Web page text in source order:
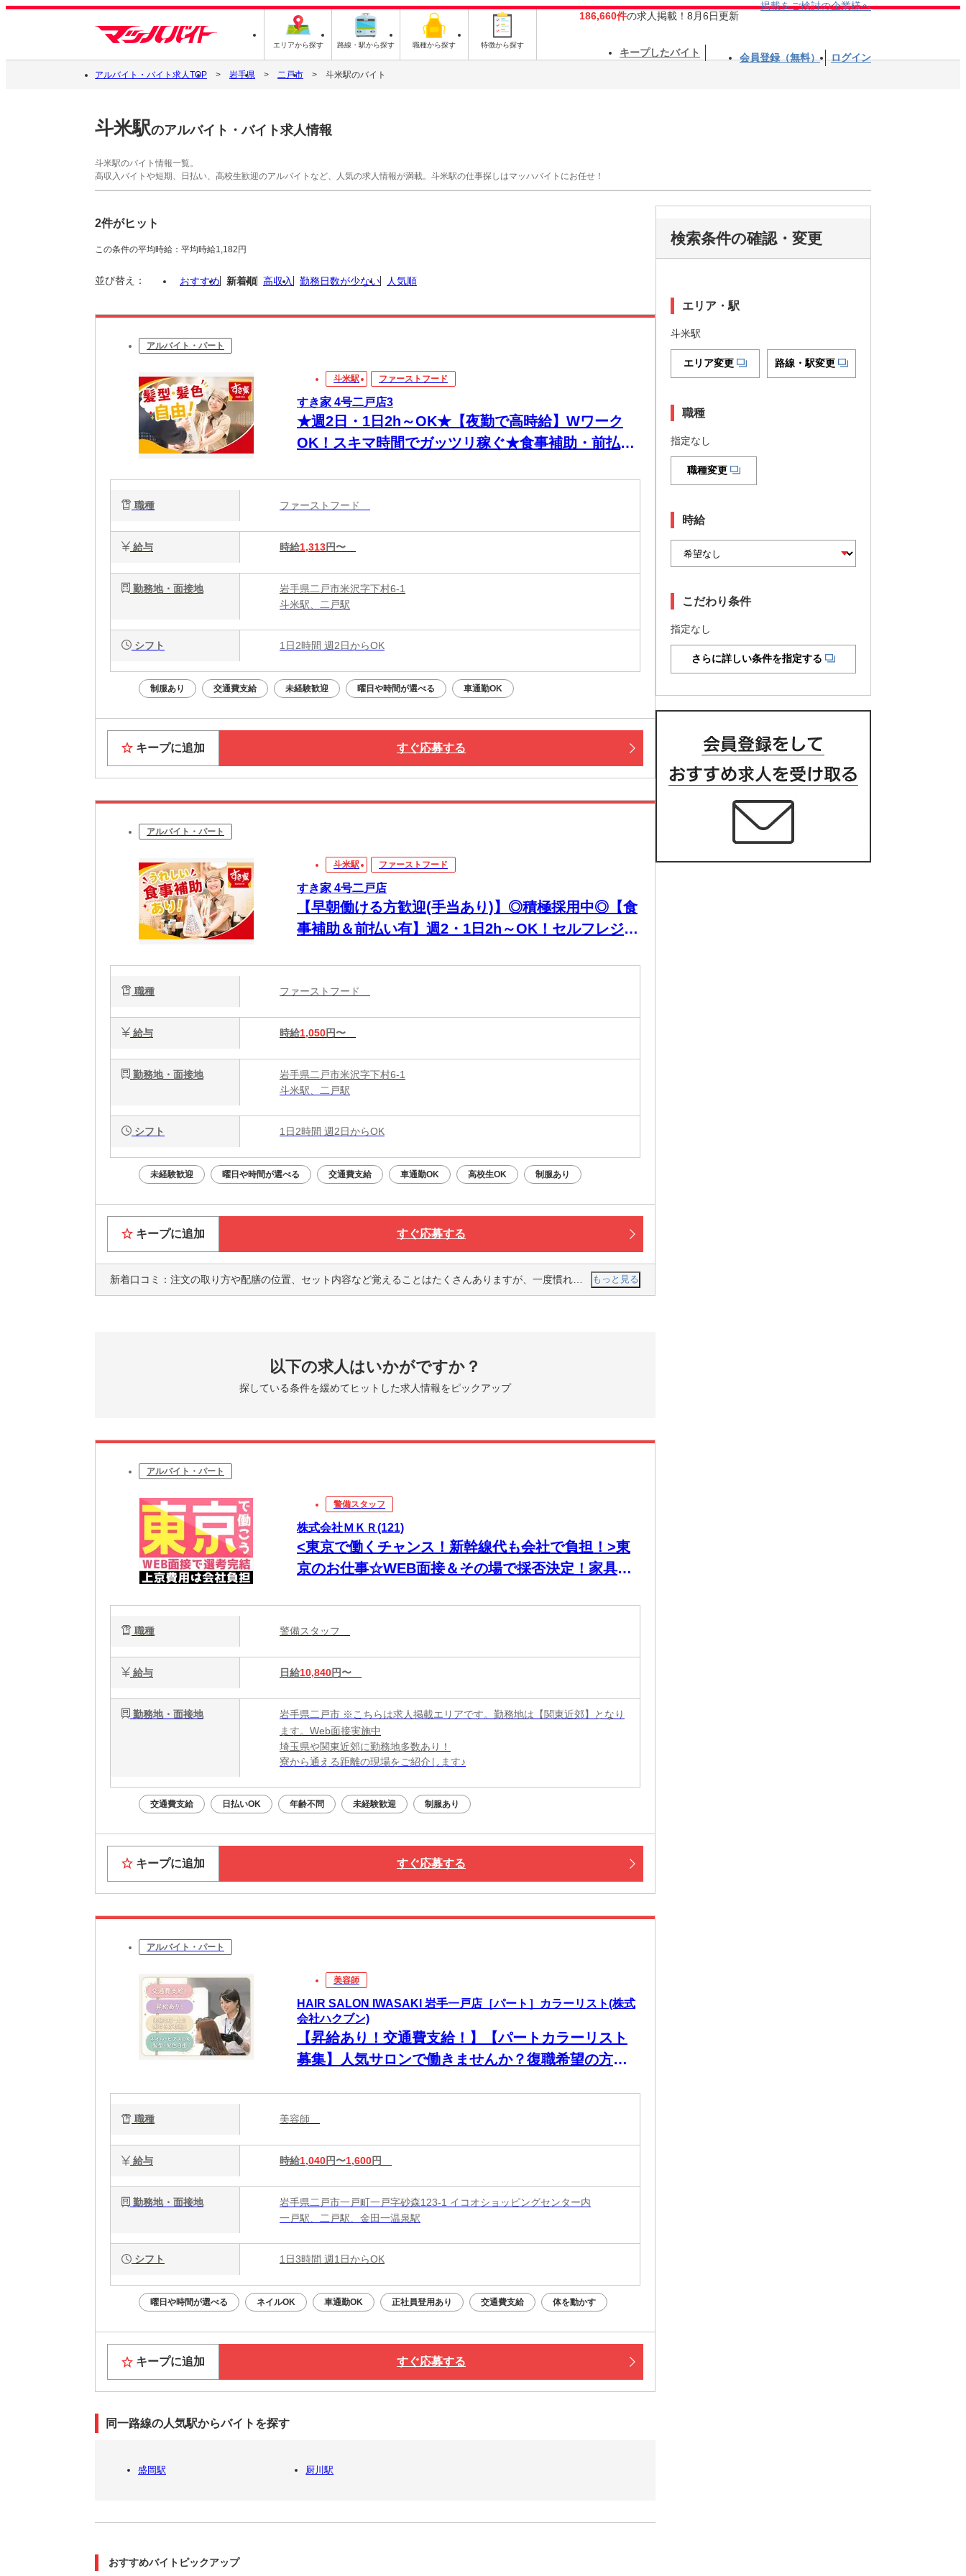
エリアから探す 路線・駅から探す 職種から探す 特徴から探す
186,660件の求人掲載！8月6日更新
掲載をご検討の企業様へ
キープしたバイト 会員登録（無料） ログイン
アルバイト・バイト求人TOP 岩手県 二戸市 斗米駅のバイト
斗米駅のアルバイト・バイト求人情報
斗米駅のバイト情報一覧。
高収入バイトや短期、日払い、高校生歓迎のアルバイトなど、人気の求人情報が満載。斗米駅の仕事探しはマッハバイトにお任せ！
2件がヒット
この条件の平均時給：平均時給1,182円
並び替え： おすすめ 新着順 高収入 勤務日数が少ない 人気順
アルバイト・パート
斗米駅 ファーストフード
すき家 4号二戸店3
★週2日・1日2h～OK★【夜勤で高時給】Wワーク
OK！スキマ時間でガッツリ稼ぐ★食事補助・前払い
職種 ファーストフード
給与 時給1,313円〜
勤務地・面接地
岩手県二戸市米沢字下村6-1
斗米駅、二戸駅
シフト 1日2時間 週2日からOK
制服あり 交通費支給 未経験歓迎 曜日や時間が選べる 車通勤OK
キープに追加 すぐ応募する
アルバイト・パート
斗米駅 ファーストフード
すき家 4号二戸店
【早朝働ける方歓迎(手当あり)】◎積極採用中◎【食
事補助＆前払い有】週2・1日2h～OK！セルフレジで
職種 ファーストフード
給与 時給1,050円〜
勤務地・面接地
岩手県二戸市米沢字下村6-1
斗米駅、二戸駅
シフト 1日2時間 週2日からOK
未経験歓迎 曜日や時間が選べる 交通費支給 車通勤OK 高校生OK 制服あり
キープに追加 すぐ応募する
新着口コミ： 注文の取り方や配膳の位置、セット内容など覚えることはたくさんありますが、一度慣れてしまえば簡単です。 もっと見る
以下の求人はいかがですか？
探している条件を緩めてヒットした求人情報をピックアップ
アルバイト・パート
警備スタッフ
株式会社ＭＫＲ(121)
<東京で働くチャンス！新幹線代も会社で負担！>東
京のお仕事☆WEB面接＆その場で採否決定！家具家
職種 警備スタッフ
給与 日給10,840円〜
勤務地・面接地
岩手県二戸市 ※こちらは求人掲載エリアです。勤務地は【関東近郊】となり
ます。Web面接実施中
埼玉県や関東近郊に勤務地多数あり！
寮から通える距離の現場をご紹介します♪
交通費支給 日払いOK 年齢不問 未経験歓迎 制服あり
キープに追加 すぐ応募する
アルバイト・パート
美容師
HAIR SALON IWASAKI 岩手一戸店［パート］カラーリスト(株式
会社ハクブン)
【昇給あり！交通費支給！】【パートカラーリスト
募集】人気サロンで働きませんか？復職希望の方大
職種 美容師
給与 時給1,040円〜1,600円
勤務地・面接地
岩手県二戸市一戸町一戸字砂森123-1 イコオショッピングセンター内
一戸駅、二戸駅、金田一温泉駅
シフト 1日3時間 週1日からOK
曜日や時間が選べる ネイルOK 車通勤OK 正社員登用あり 交通費支給 体を動かす
キープに追加 すぐ応募する
同一路線の人気駅からバイトを探す
盛岡駅 厨川駅
おすすめバイトピックアップ
検索条件の確認・変更
エリア・駅
斗米駅
エリア変更 路線・駅変更
職種
指定なし
職種変更
時給
こだわり条件
指定なし
さらに詳しい条件を指定する